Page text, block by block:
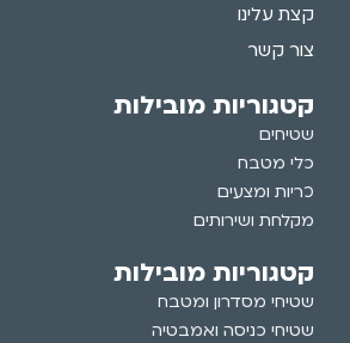
קצת עלינו
צור קשר
קטגוריות מובילות
שטיחים
כלי מטבח
כריות ומצעים
מקלחת ושירותים
קטגוריות מובילות
שטיחי מסדרון ומטבח
שטיחי כניסה ואמבטיה